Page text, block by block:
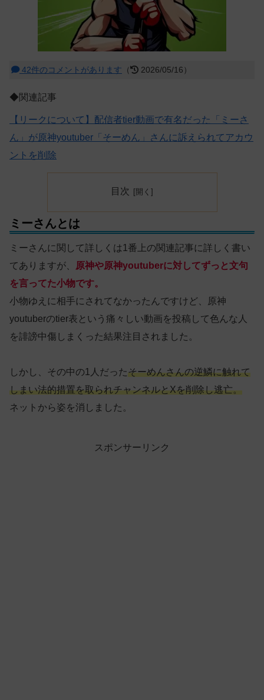
42件のコメントがあります （ 2026/05/16）
◆関連記事
【リークについて】配信者tier動画で有名だった「ミーさ
ん」が原神youtuber「そーめん」さんに訴えられてアカウ
ントを削除
目次
ミーさんとは
ミーさんに関して詳しくは1番上の関連記事に詳しく書い
てありますが、
原神や原神youtuberに対してずっと文句
を言ってた小物です。
小物ゆえに相手にされてなかったんですけど、原神
youtuberのtier表という痛々しい動画を投稿して色んな人
を誹謗中傷しまくった結果注目されました。
しかし、その中の1人だったそーめんさんの逆鱗に触れて
しまい法的措置を取られチャンネルとXを削除し逃亡。
ネットから姿を消しました。
スポンサーリンク